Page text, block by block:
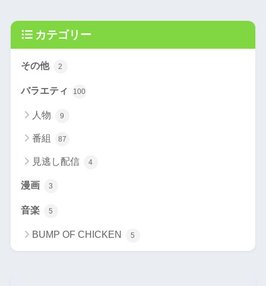
カテゴリー
その他 2
バラエティ 100
人物 9
番組 87
見逃し配信 4
漫画 3
音楽 5
BUMP OF CHICKEN 5